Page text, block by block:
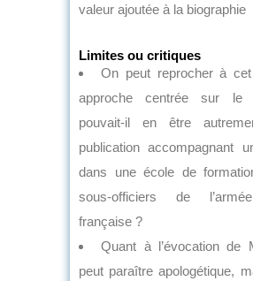
valeur ajoutée à la biographie
Limites ou critiques
On peut reprocher à
approche centrée sur le
pouvait-il en être
publication accompagnant
dans une école de
sous-officiers de
française ?
Quant à l’évocation de
peut paraître apologétique,